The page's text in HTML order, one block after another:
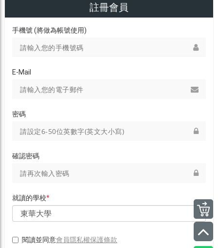
註冊會員
手機號 (將做為帳號使用)
E-Mail
密碼
確認密碼
就讀的學校*
閱讀並同意會員隱私權保護條款